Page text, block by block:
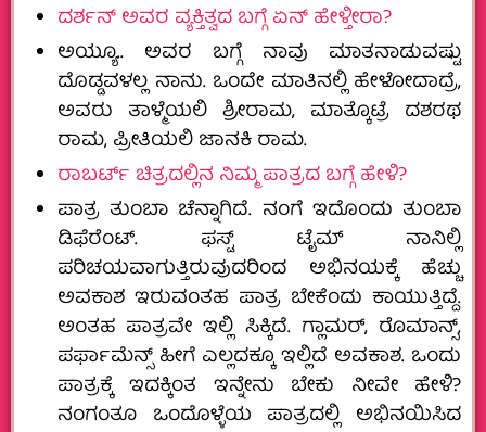
ದರ್ಶನ್‌ ಅವರ ವ್ಯಕ್ತಿತ್ವದ ಬಗ್ಗೆ ಏನ್‌ ಹೇಳ್ತೀರಾ?
ಅಯ್ಯೂ.. ಅವರ ಬಗ್ಗೆ ನಾವು ಮಾತನಾಡುವಷ್ಟು
ದೊಡ್ಡವಳಲ್ಲ ನಾನು. ಒಂದೇ ಮಾತಿನಲ್ಲಿ ಹೇಳೋದಾದ್ರೆ,
ಅವರು ತಾಳ್ಮೆಯಲಿ ಶ್ರೀರಾಮ, ಮಾತ್ಕೊಟ್ರೆ ದಶರಥ
ರಾಮ, ಪ್ರೀತಿಯಲಿ ಜಾನಕಿ ರಾಮ.
ರಾಬರ್ಟ್‌ ಚಿತ್ರದಲ್ಲಿನ ನಿಮ್ಮ ಪಾತ್ರದ ಬಗ್ಗೆ ಹೇಳಿ?
ಪಾತ್ರ ತುಂಬಾ ಚೆನ್ನಾಗಿದೆ. ನಂಗೆ ಇದೊಂದು ತುಂಬಾ
ಡಿಫೆರೆಂಟ್.‌ ಫಸ್ಟ್‌ ಟೈಮ್‌ ನಾನಿಲ್ಲಿ
ಪರಿಚಯವಾಗುತ್ತಿರುವುದರಿಂದ ಅಭಿನಯಕ್ಕೆ ಹೆಚ್ಚು
ಅವಕಾಶ ಇರುವಂತಹ ಪಾತ್ರ ಬೇಕೆಂದು ಕಾಯುತ್ತಿದ್ದೆ.
ಅಂತಹ ಪಾತ್ರವೇ ಇಲ್ಲಿ ಸಿಕ್ಕಿದೆ. ಗ್ಲಾಮರ್‌, ರೊಮಾನ್ಸ್‌,
ಪರ್ಫಾಮೆನ್ಸ್‌ ಹೀಗೆ ಎಲ್ಲದಕ್ಕೂ ಇಲ್ಲಿದೆ ಅವಕಾಶ. ಒಂದು
ಪಾತ್ರಕ್ಕೆ ಇದಕ್ಕಿಂತ ಇನ್ನೇನು ಬೇಕು ನೀವೇ ಹೇಳಿ?
ನಂಗಂತೂ ಒಂದೊಳ್ಳೆಯ ಪಾತ್ರದಲ್ಲಿ ಅಭಿನಯಿಸಿದ